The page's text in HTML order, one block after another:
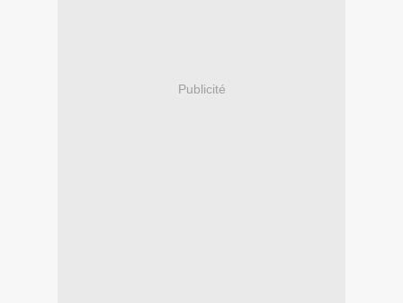
Publicité